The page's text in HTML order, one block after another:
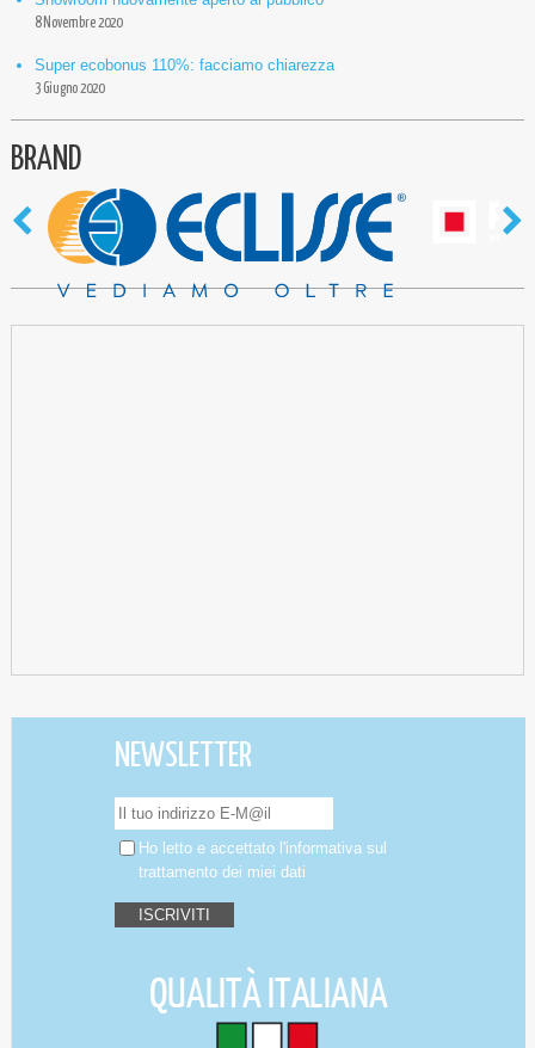
8 Novembre 2020
Super ecobonus 110%: facciamo chiarezza
3 Giugno 2020
BRAND
NEWSLETTER
Ho letto e accettato l'informativasul
trattamento dei miei dati